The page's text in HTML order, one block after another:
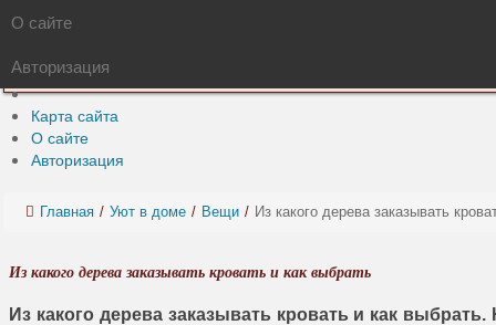
Жизнь в доме
Это интересно
Карта сайта
О сайте
Авторизация
Главная / Уют в доме / Вещи / Из какого дерева заказывать
Из какого дерева заказывать кровать и как выбрать
Из какого дерева заказывать кровать и как
О сайте
Авторизация